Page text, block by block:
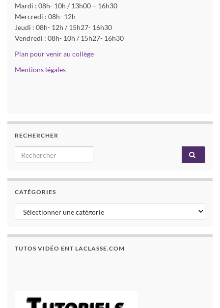
Mardi : 08h- 10h / 13h00 – 16h30
Mercredi : 08h- 12h
Jeudi : 08h- 12h / 15h27- 16h30
Vendredi : 08h- 10h / 15h27- 16h30
Plan pour venir au collège
Mentions légales
RECHERCHER
CATÉGORIES
TUTOS VIDÉO ENT LACLASSE.COM